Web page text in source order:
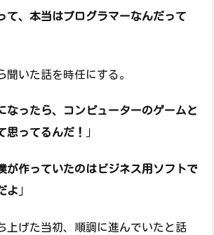
て、本当はプログラマーなんだって
聞いた話を時任にする。
なったら、コンピューターのゲームと
思ってるんだ！ 」
が作っていたのはビジネス用ソフトで
よ 」
上げた当初、順調に進んでいたと話